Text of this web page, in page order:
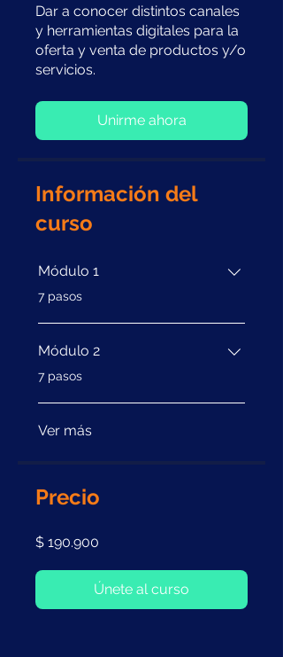
Dar a conocer distintos canales
y herramientas digitales para la
oferta y venta de productos y/o
servicios.
Unirme ahora
Información del
curso
Módulo 1
.7 pasos
Módulo 2
.7 pasos
Ver más
Precio
$ 190.900
Únete al curso